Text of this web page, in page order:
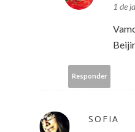
1 de
Responder
SOFIA